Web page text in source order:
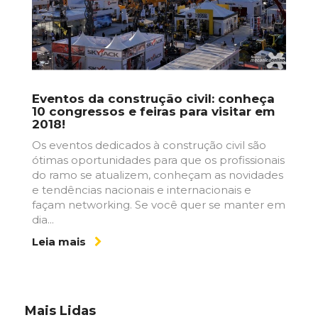
Eventos da construção civil: conheça
10 congressos e feiras para visitar em
2018!
Os eventos dedicados à construção civil são
ótimas oportunidades para que os profissionais
do ramo se atualizem, conheçam as novidades
e tendências nacionais e internacionais e
façam networking. Se você quer se manter em
dia...
Leia mais
Mais Lidas